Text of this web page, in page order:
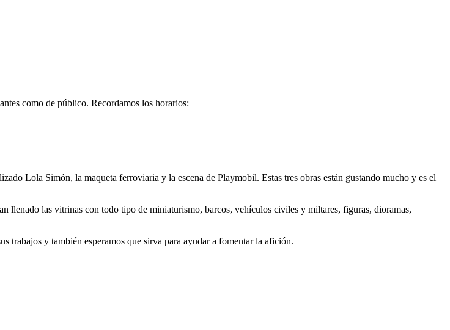
como de público. Recordamos los horarios:
Lola Simón, la maqueta ferroviaria y la escena de Playmobil. Estas tres obras están gustando mucho y es el
llenado las vitrinas con todo tipo de miniaturismo, barcos, vehículos civiles y miltares, figuras, dioramas,
trabajos y también esperamos que sirva para ayudar a fomentar la afición.